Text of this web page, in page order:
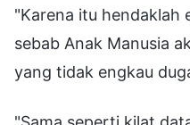
"Karena itu hendaklah
sebab Anak Manusia
yang tidak engkau